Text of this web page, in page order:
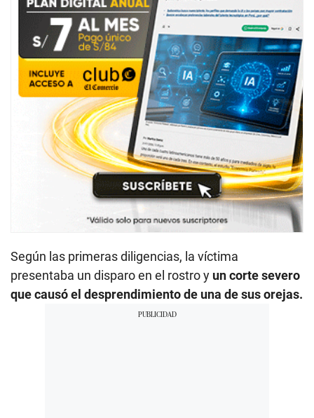
Según las primeras diligencias, la víctima
presentaba un disparo en el rostro y un corte severo
que causó el desprendimiento de una de sus orejas.